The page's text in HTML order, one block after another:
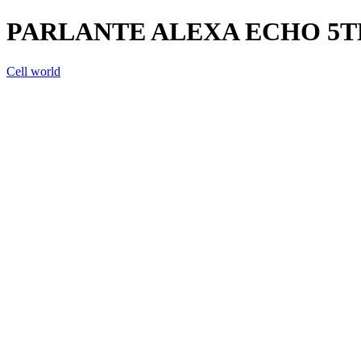
PARLANTE ALEXA ECHO
Cell world